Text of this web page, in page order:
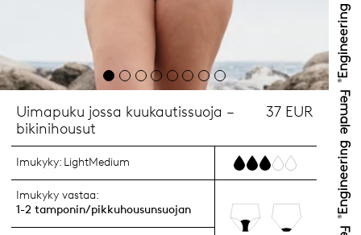
Uimapuku jossa kuukautissuoja –
bikinihousut
37 EUR
Imukyky: LightMedium
Imukyky vastaa:
1-2 tamponin/pikkuhousunsuojan